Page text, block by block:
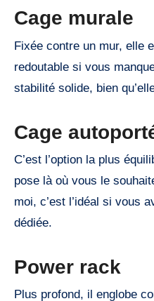
Cage murale
Fixée contre un mur, elle
redoutable si vous
stabilité solide, bien
Cage
C’est l’option la plus
pose là où vous le
moi, c’est l’idéal si vous
dédiée.
Power rack
Plus profond, il englobe